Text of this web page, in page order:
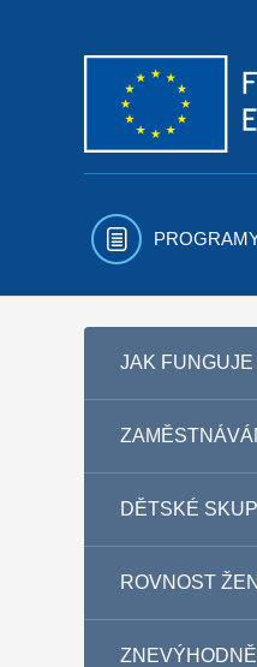
JAK FUNGUJE
DĚTSKÉ
ROVNOST